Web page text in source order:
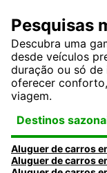
Pesquisas
Descubra uma
desde veículos
duração ou só de
oferecer
viagem.
Destinos